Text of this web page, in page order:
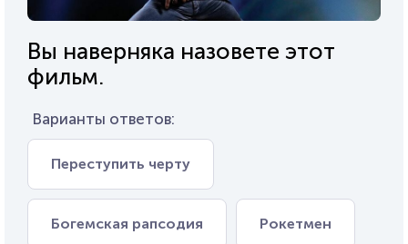
Вы наверняка назовете этот
фильм.
Варианты ответов:
Переступить черту
Богемская рапсодия Рокетмен